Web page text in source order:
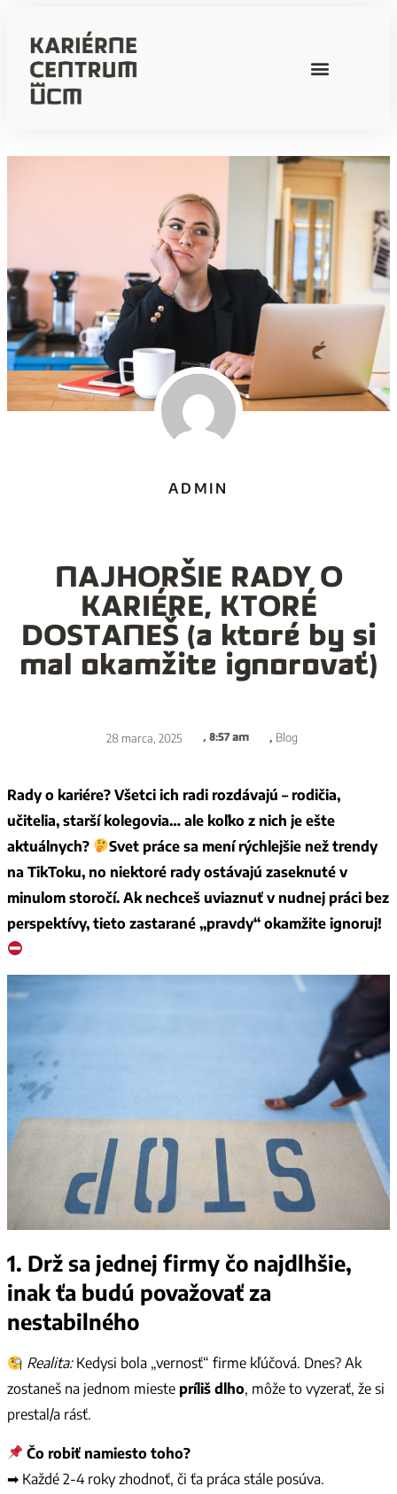
ADMIN
NAJHORŠIE RADY O
KARIÉRE, KTORÉ
DOSTANEŠ (a ktoré by si
mal okamžite ignorovať)
28 marca, 2025 , 8:57 am , Blog
Rady o kariére? Všetci ich radi rozdávajú – rodičia,
učitelia, starší kolegovia… ale koľko z nich je ešte
aktuálnych?
Svet práce sa mení rýchlejšie než trendy
na TikToku, no niektoré rady ostávajú zaseknuté v
minulom storočí. Ak nechceš uviaznuť v nudnej práci bez
perspektívy, tieto zastarané „pravdy“ okamžite ignoruj!
1. Drž sa jednej firmy čo najdlhšie,
inak ťa budú považovať za
nestabilného
Realita:Kedysi bola „vernosť“ firme kľúčová. Dnes? Ak
zostaneš na jednom mieste príliš dlho, môže to vyzerať, že si
prestal/a rásť.
Čo robiť namiesto toho?
➡ Každé 2-4 roky zhodnoť, či ťa práca stále posúva.